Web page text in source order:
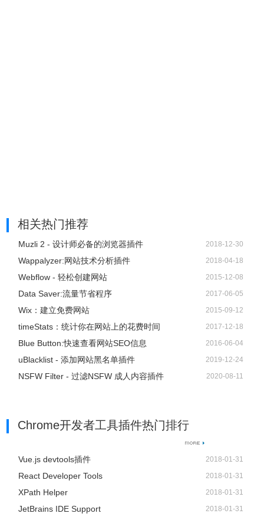
相关热门推荐
Muzli 2 - 设计师必备的浏览器插件 2018-12-30
Wappalyzer:网站技术分析插件 2018-04-18
Webflow - 轻松创建网站 2015-12-08
Data Saver:流量节省程序 2017-06-05
Wix：建立免费网站 2015-09-12
timeStats：统计你在网站上的花费时间 2017-12-18
Blue Button:快速查看网站SEO信息 2016-06-04
uBlacklist - 添加网站黑名单插件 2019-12-24
NSFW Filter - 过滤NSFW 成人内容插件 2020-08-11
Chrome开发者工具插件热门排行
Vue.js devtools插件 2018-01-31
React Developer Tools 2018-01-31
XPath Helper 2018-01-31
JetBrains IDE Support 2018-01-31